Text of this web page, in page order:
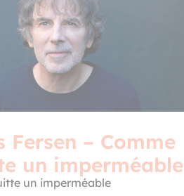
Fersen – Comme
un imperméable
un imperméable